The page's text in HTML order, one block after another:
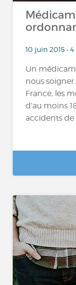
10 juin 2015 •
Un
nous
France, les
d’au moins
accidents de